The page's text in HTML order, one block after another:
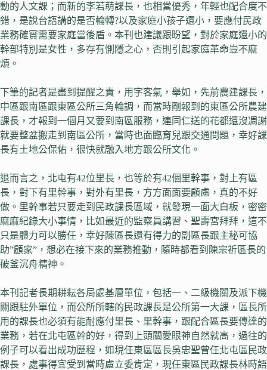
動的人文課；而新的李若萌課長，也相當優秀，年輕也配合度不
錯，是說台語講的是否輪轉?以及家庭小孩子還小，要應付民政
業務確實需要家庭當後盾。本刊也建議跟盼望，對於家庭還小的
幹部特別是女性，多存有惻隱之心，否則引起家庭革命豈不麻
煩。
下筆的記者是盡到提醒之責，用字客氣，舉如，先前農建課長，
中區跟南區跟東區公所三角輪調，而當時剛報到的東區公所農建
課長，才報到一個月又要到南區服務，連同仁送的花都還沒凋謝
就要整盆搬走到南區公所，當時也面臨育兒跟交通問題，幸好課
長有土地公保佑，很快就融入地方跟公所文化。
退而言之，北屯有42位里長，也等於有42個里幹事，對上有區
長，對下有里幹事，對外有里長，方方面面要顧慮，真的不好
做。里幹事若只要走到民政課長區域，就發現一面大白板，密密
麻麻紀錄大小事情，比如最近的監察員講習、聖壽宮拜拜，這不
只是體力可以勝任，幸好陳區長還有得力的副區長跟主秘可協
助”顧家”，想必在接下來的業務推動，隨時都看到陳宗祈區長的
破釜沉舟精神。
本刊記者長期耕耘各局處基層單位，包括一、二級機關及派下機
關跟駐外單位，而公所所轄的民政課長是公所第一大課，區長所
用的課長也必須有能耐應付里長、里幹事，跟配合區長要傳達的
業務，若在北屯區幹的好，得到上頭關愛眼神自然就高，過往的
例子可以看出成功歷程，如現任東區區長吳忠聖曾任北屯區民政
課長，處事得宜受到當時盧立委肯定，現任東區民政課長林時語